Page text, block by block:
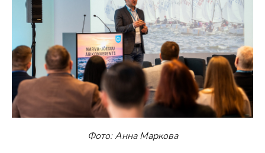
Фото: Анна Маркова